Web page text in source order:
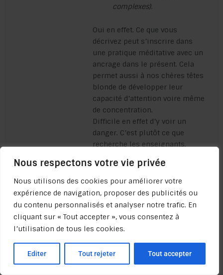
Nous respectons votre vie privée
Nous utilisons des cookies pour améliorer votre
expérience de navigation, proposer des publicités ou
du contenu personnalisés et analyser notre trafic. En
cliquant sur « Tout accepter », vous consentez à
l’utilisation de tous les cookies.
Editer Tout rejeter Tout accepter
complexes).
Oui en effet. Ce que vous
décrivez peut s’inscrire dans
une pratique méditative avec un
ancrage dans le présent. Cela
permet aussi à nos chères têtes
blonde de développer leur
capacité d’attention voire même
de concentration.
Difficile en effet d’y voir un
danger. C’est plutôt ce que
recherche les enseignants.
Répondre
Deborah
3 septembre 2021 à 10 h 44 min
VRAIMENT UN GRAND MERCI POUR CES
APPORTS!!!!
Répondre
Admin